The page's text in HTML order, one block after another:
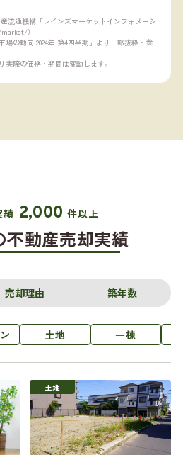
流通機構「レインズマーケットインフォメーシ
）
場の動向 2024年 第4四半期」より一部抜粋・参
際の価格・期間は変動します。
績 2,000 件以上
不動産売却実績
売却理由 築年数
土地 一棟
土地